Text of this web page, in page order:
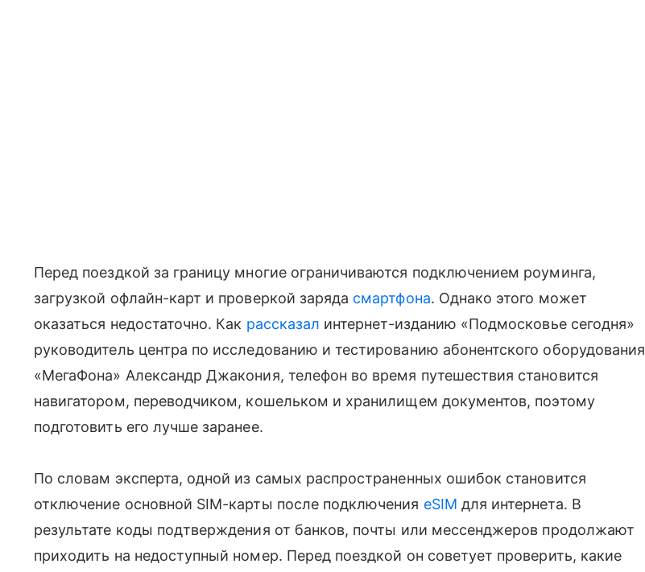
Перед поездкой за границу многие ограничиваются подключением роуминга,
загрузкой офлайн-карт и проверкой заряда смартфона. Однако этого может
оказаться недостаточно. Как рассказал интернет-изданию «Подмосковье сегодня»
руководитель центра по исследованию и тестированию абонентского оборудования
«МегаФона» Александр Джакония, телефон во время путешествия становится
навигатором, переводчиком, кошельком и хранилищем документов, поэтому
подготовить его лучше заранее.
По словам эксперта, одной из самых распространенных ошибок становится
отключение основной SIM-карты после подключения eSIM для интернета. В
результате коды подтверждения от банков, почты или мессенджеров продолжают
приходить на недоступный номер. Перед поездкой он советует проверить, какие